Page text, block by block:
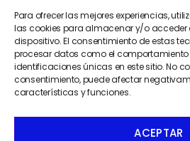
Para ofrecer las mejores experiencias,
las cookies para almacenar y/o acceder
dispositivo. El consentimiento de estas
procesar datos como el
identificaciones únicas en este sitio. No
consentimiento, puede afectar
características y funciones.
ACEPTAR
C
m